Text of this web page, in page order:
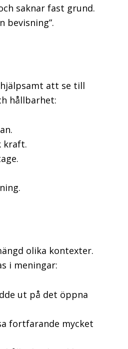
saknar fast grund.
bevisning”.
att se till
hållbarhet:
kraft.
olika kontexter.
i meningar:
ut på det öppna
fortfarande mycket